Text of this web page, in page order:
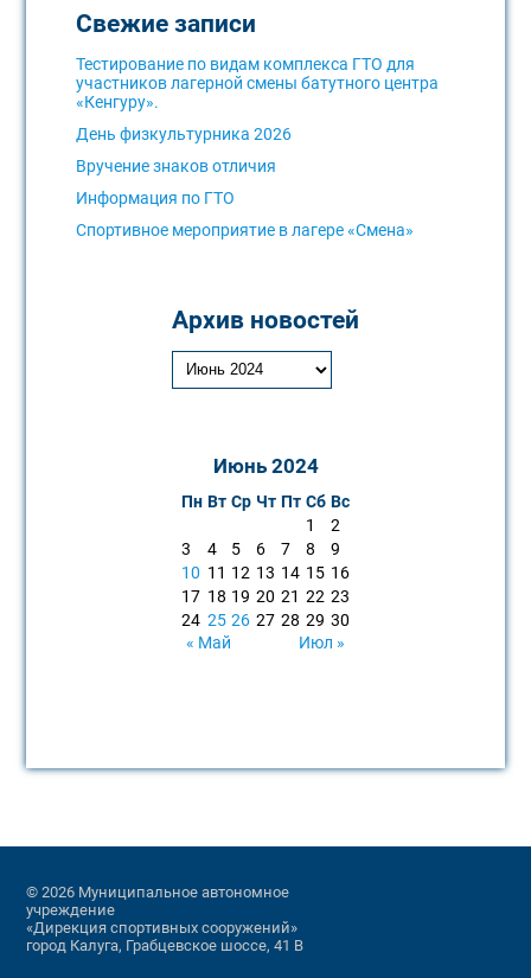
Свежие записи
Тестирование по видам комплекса ГТО для
участников лагерной смены батутного центра
«Кенгуру».
День физкультурника 2026
Вручение знаков отличия
Информация по ГТО
Спортивное мероприятие в лагере «Смена»
Архив новостей
Июнь 2024
Пн Вт Ср Чт Пт Сб Вс
1
2
3
4 5 6 7 8
9
10 11 12 13 14 15 16
17 18 19 20 21 22 23
24 25 26 27 28 29 30
« Май
Июл »
© 2026 Муниципальное автономное
учреждение
«Дирекция спортивных сооружений»
город Калуга, Грабцевское шоссе, 41 В